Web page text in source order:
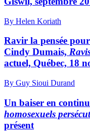
By Helen Koriath
Ravir la pensée
Cindy Dumais,
actuel, Québec, 18
By Guy Sioui Durand
Un baiser en
homosexuels
présent